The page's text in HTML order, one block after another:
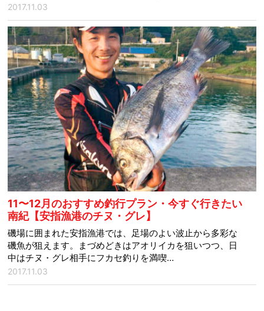
2017.11.03
11〜12月のおすすめ釣行プラン・今すぐ行きたい
南紀【安指漁港のチヌ・グレ】
磯場に囲まれた安指漁港では、足場のよい波止から多彩な
磯魚が狙えます。まづめどきはアオリイカを狙いつつ、日
中はチヌ・グレ相手にフカセ釣りを満喫…
2017.11.03